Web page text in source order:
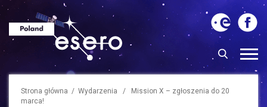
Strona główna / Wydarzenia / Mission X – zgłoszenia do 20
marca!